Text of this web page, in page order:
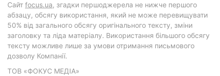
Cайт focus.ua, згадки першоджерела не нижче першого
абзацу, обсягу використання, який не може перевищувати
50% від загального обсягу оригінального тексту, зміни
заголовку та ліда матеріалу. Використання більшого обсягу
тексту можливе лише за умови отримання письмового
дозволу Компанії.
ТОВ «ФОКУС МЕДІА»